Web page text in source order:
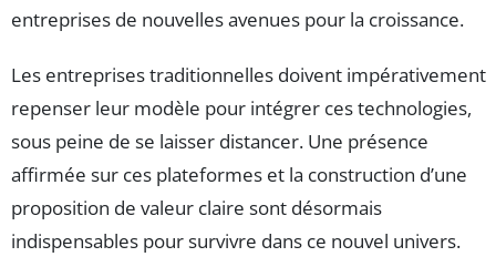
entreprises de nouvelles avenues pour la croissance.
Les entreprises traditionnelles doivent impérativement
repenser leur modèle pour intégrer ces technologies,
sous peine de se laisser distancer. Une présence
affirmée sur ces plateformes et la construction d’une
proposition de valeur claire sont désormais
indispensables pour survivre dans ce nouvel univers.